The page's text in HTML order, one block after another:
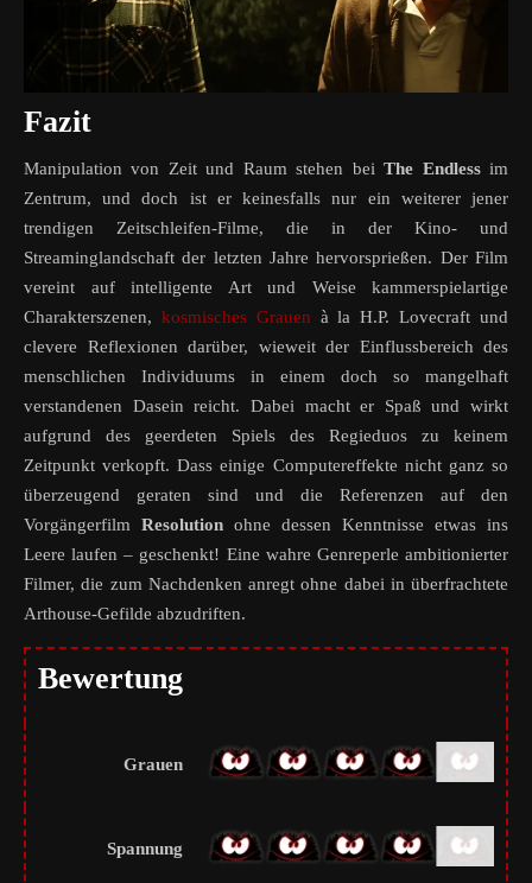
Fazit
Manipulation von Zeit und Raum stehen beiThe Endlessim
Zentrum, und doch ist er keinesfalls nur ein weiterer jener
trendigen Zeitschleifen-Filme, die in der Kino- und
Streaminglandschaft der letzten Jahre hervorsprießen. Der Film
vereint auf intelligente Art und Weise kammerspielartige
Charakterszenen, kosmisches Grauen à la H.P. Lovecraft und
clevere Reflexionen darüber, wieweit der Einflussbereich des
menschlichen Individuums in einem doch so mangelhaft
verstandenen Dasein reicht. Dabei macht er Spaß und wirkt
aufgrund des geerdeten Spiels des Regieduos zu keinem
Zeitpunkt verkopft. Dass einige Computereffekte nicht ganz so
überzeugend geraten sind und die Referenzen auf den
Vorgängerfilm Resolution ohne dessen Kenntnisse etwas ins
Leere laufen – geschenkt! Eine wahre Genreperle ambitionierter
Filmer, die zum Nachdenken anregt ohne dabei in überfrachtete
Arthouse-Gefilde abzudriften.
Bewertung
Grauen
Spannung